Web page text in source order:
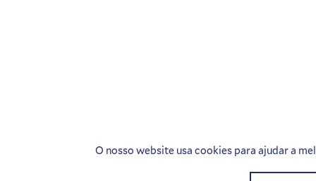
O nosso website usa cookies para ajudar a